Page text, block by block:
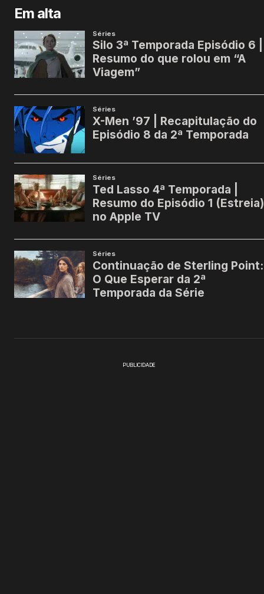
Em alta
PUBLICIDADE